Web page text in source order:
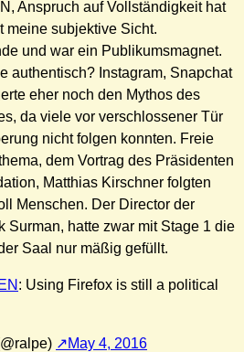
Anspruch auf Vollständigkeit hat
meine subjektive Sicht.
und war ein Publikumsmagnet.
authentisch? Instagram, Snapchat
eher noch den Mythos des
da viele vor verschlossener Tür
nicht folgen konnten. Freie
dem Vortrag des Präsidenten
Matthias Kirschner folgten
Menschen. Der Director der
Surman, hatte zwar mit Stage 1 die
Saal nur mäßig gefüllt.
: Using Firefox is still a political
May 4, 2016